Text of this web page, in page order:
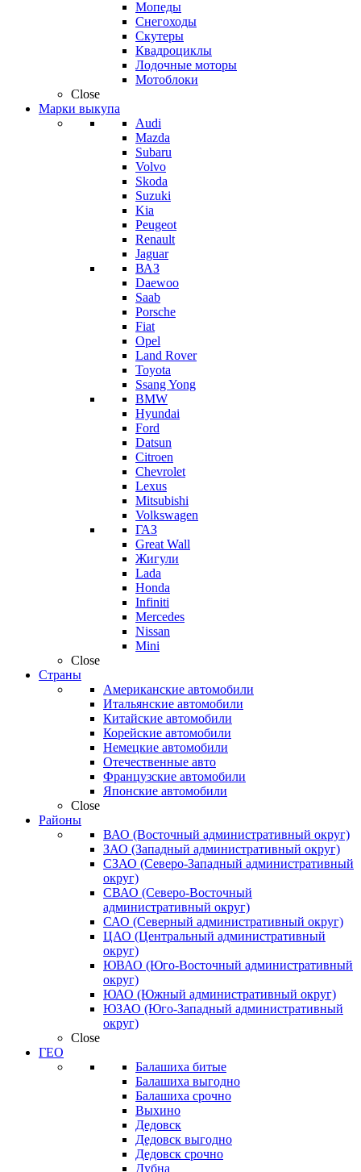
Мопеды
Снегоходы
Скутеры
Квадроциклы
Лодочные моторы
Мотоблоки
Close
Марки выкупа
Audi
Mazda
Subaru
Volvo
Skoda
Suzuki
Kia
Peugeot
Renault
Jaguar
ВАЗ
Daewoo
Saab
Porsche
Fiat
Opel
Land Rover
Toyota
Ssang Yong
BMW
Hyundai
Ford
Datsun
Citroen
Chevrolet
Lexus
Mitsubishi
Volkswagen
ГАЗ
Great Wall
Жигули
Lada
Honda
Infiniti
Mercedes
Nissan
Mini
Close
Страны
Американские автомобили
Итальянские автомобили
Китайские автомобили
Корейские автомобили
Немецкие автомобили
Отечественные авто
Французские автомобили
Японские автомобили
Close
Районы
ВАО (Восточный административный округ)
ЗАО (Западный административный округ)
СЗАО (Северо-Западный административный
округ)
СВАО (Северо-Восточный
административный округ)
САО (Северный административный округ)
ЦАО (Центральный административный
округ)
ЮВАО (Юго-Восточный административный
округ)
ЮАО (Южный административный округ)
ЮЗАО (Юго-Западный административный
округ)
Close
ГЕО
Балашиха битые
Балашиха выгодно
Балашиха срочно
Выхино
Дедовск
Дедовск выгодно
Дедовск срочно
Дубна